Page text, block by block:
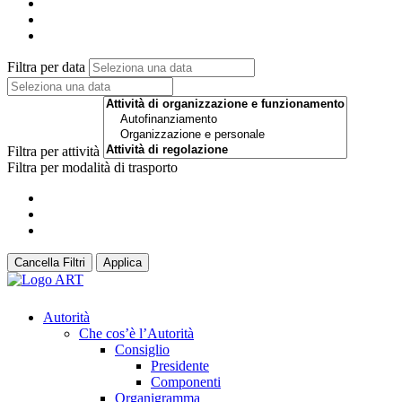
Filtra per data
Filtra per attività
Filtra per modalità di trasporto
Cancella Filtri Applica
Autorità
Che cos’è l’Autorità
Consiglio
Presidente
Componenti
Organigramma